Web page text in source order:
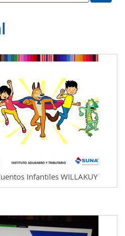
Infantiles WILLAKUY